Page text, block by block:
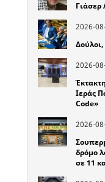
2026-
2026-
Ιεράς
Code»
2026-
δρόμο
σε 11